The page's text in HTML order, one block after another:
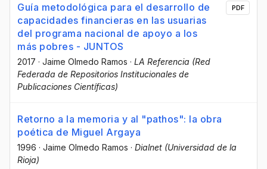
Guía metodológica para el desarrollo de
capacidades financieras en las usuarias
del programa nacional de apoyo a los
más pobres - JUNTOS
2017 · Jaime Olmedo Ramos · LA Referencia (Red
Federada de Repositorios Institucionales de
Publicaciones Científicas)
PDF
Retorno a la memoria y al "pathos": la obra
poética de Miguel Argaya
1996 · Jaime Olmedo Ramos · Dialnet (Universidad de la
Rioja)